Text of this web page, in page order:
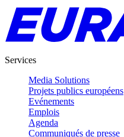
Services
Media Solutions
Projets publics européens
Evénements
Emplois
Agenda
Communiqués de presse